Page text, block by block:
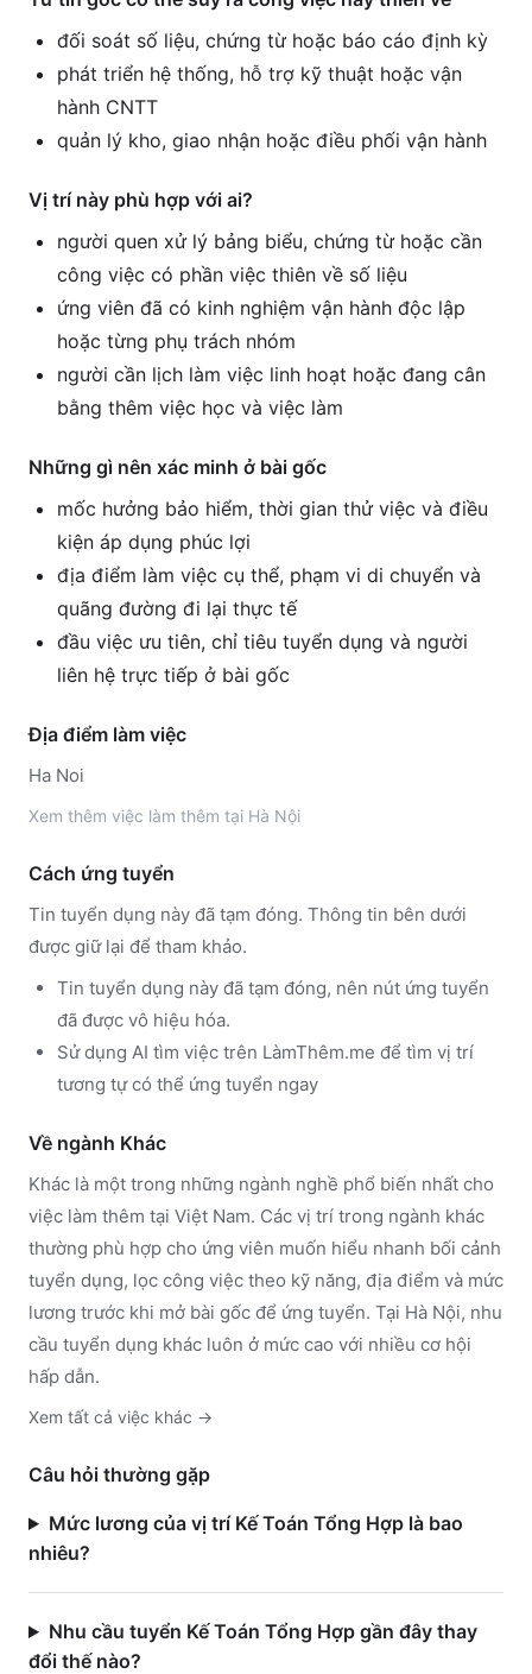
đối soát số liệu, chứng từ hoặc báo cáo định kỳ
phát triển hệ thống, hỗ trợ kỹ thuật hoặc vận
hành CNTT
quản lý kho, giao nhận hoặc điều phối vận hành
Vị trí này phù hợp với ai?
người quen xử lý bảng biểu, chứng từ hoặc cần
công việc có phần việc thiên về số liệu
ứng viên đã có kinh nghiệm vận hành độc lập
hoặc từng phụ trách nhóm
người cần lịch làm việc linh hoạt hoặc đang cân
bằng thêm việc học và việc làm
Những gì nên xác minh ở bài gốc
mốc hưởng bảo hiểm, thời gian thử việc và điều
kiện áp dụng phúc lợi
địa điểm làm việc cụ thể, phạm vi di chuyển và
quãng đường đi lại thực tế
đầu việc ưu tiên, chỉ tiêu tuyển dụng và người
liên hệ trực tiếp ở bài gốc
Địa điểm làm việc
Ha Noi
Xem thêm việc làm thêm tại Hà Nội
Cách ứng tuyển
Tin tuyển dụng này đã tạm đóng. Thông tin bên dưới
được giữ lại để tham khảo.
Tin tuyển dụng này đã tạm đóng, nên nút ứng tuyển
đã được vô hiệu hóa.
Sử dụng AI tìm việc trên LàmThêm.me để tìm vị trí
tương tự có thể ứng tuyển ngay
Về ngành Khác
Khác là một trong những ngành nghề phổ biến nhất cho
việc làm thêm tại Việt Nam. Các vị trí trong ngành khác
thường phù hợp cho ứng viên muốn hiểu nhanh bối cảnh
tuyển dụng, lọc công việc theo kỹ năng, địa điểm và mức
lương trước khi mở bài gốc để ứng tuyển. Tại Hà Nội, nhu
cầu tuyển dụng khác luôn ở mức cao với nhiều cơ hội
hấp dẫn.
Xem tất cả việc khác →
Câu hỏi thường gặp
Mức lương của vị trí Kế Toán Tổng Hợp là bao
nhiêu?
Nhu cầu tuyển Kế Toán Tổng Hợp gần đây thay
đổi thế nào?